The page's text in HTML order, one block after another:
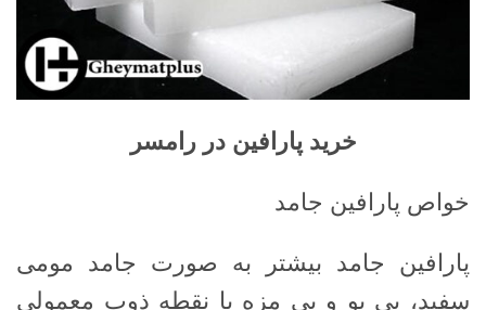
خرید پارافین در رامسر
خواص پارافین جامد
پارافین جامد بیشتر به صورت جامد مومی
سفید، بی بو و بی مزه با نقطه ذوب معمولی